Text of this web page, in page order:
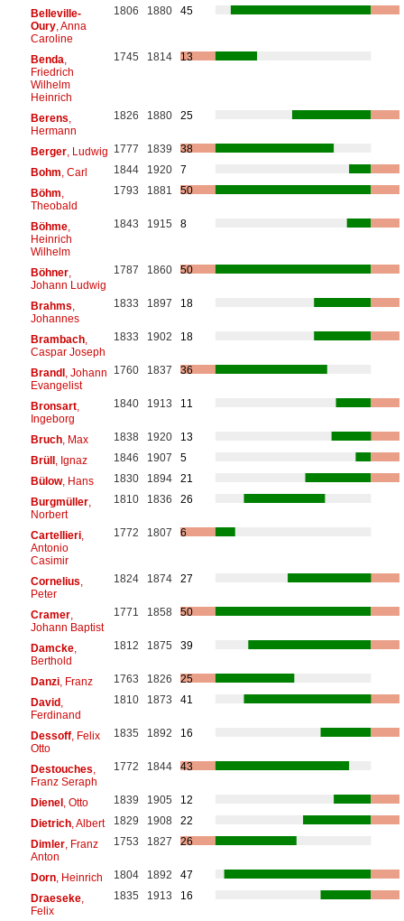
Belleville-
Oury, Anna
Caroline
1806 1880 45
Benda
Friedrich
Wilhelm
Heinrich
1745 1814 13
Berens
Hermann
1826 1880 25
Berger, Ludwig 1777 1839
38
Bohm , Carl 1844 1920
7
Böhm
Theobald
1793 1881 50
Böhme,
Heinrich
Wilhelm
1843 1915 8
Böhner,
Johann Ludwig
1787 1860 50
Brahms
Johannes
1833 1897 18
Brambach,
Caspar Joseph
1833 1902 18
Brandl, Johann
Evangelist
1760 1837 36
Bronsart,
Ingeborg
1840 1913 11
Bruch, Max 1838 1920
13
Brüll, Ignaz 1846 1907
5
Bülow, Hans 1830 1894
21
Burgmüller,
Norbert
1810 1836 26
Cartellieri,
Antonio
Casimir
1772 1807 6
Cornelius
Peter
1824 1874 27
Cramer,
Johann Baptist
1771 1858 50
Damcke,
Berthold
1812 1875 39
Danzi, Franz 1763 1826
25
David,
Ferdinand
1810 1873 41
Dessoff, Felix
Otto
1835 1892 16
Destouches
Franz Seraph
1772 1844 43
Dienel, Otto 1839 1905
12
Dietrich, Albert 1829 1908
22
Dimler, Franz
Anton
1753 1827 26
Dorn, Heinrich 1804 1892
47
Draeseke,
Felix
1835 1913 16